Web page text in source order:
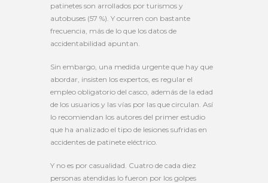
patinetes son arrollados por turismos y
autobuses (57 %). Y ocurren con bastante
frecuencia, más de lo que los datos de
accidentabilidad apuntan.
Sin embargo, una medida urgente que hay que
abordar, insisten los expertos, es regular el
empleo obligatorio del casco, además de la edad
de los usuarios y las vías por las que circulan. Así
lo recomiendan los autores del primer estudio
que ha analizado el tipo de lesiones sufridas en
accidentes de patinete eléctrico.
Y no es por casualidad. Cuatro de cada diez
personas atendidas lo fueron por los golpes